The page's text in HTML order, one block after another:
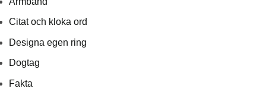
Citat och kloka ord
Designa egen ring
Dogtag
Fakta